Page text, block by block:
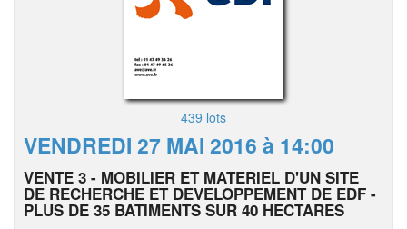
439 lots
VENDREDI 27 MAI 2016 à 14:00
VENTE 3 - MOBILIER ET MATERIEL D'UN SITE
DE RECHERCHE ET DEVELOPPEMENT DE EDF -
PLUS DE 35 BATIMENTS SUR 40 HECTARES